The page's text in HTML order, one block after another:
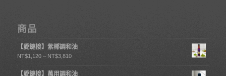
商品
【愛鏈接】紫椰調和油
NT$1,120 – NT$3,810
【愛鏈接】萬用調和油